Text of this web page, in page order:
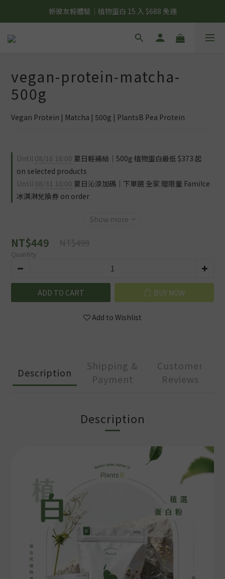
夏日輕補給｜500g 植物蛋白最低 $373 起
新彼友輕體驗｜植物蛋白 15 入 $688 免運
美力開肌｜滿 $1,488 贈美日肌酸 1 包
vegan-protein-matcha-
500g
Vegan Protein | Matcha | 500g | PlantsB Pea Protein
Until 08/16 16:00 夏日輕補給｜500g 植物蛋白最低 $373 起
on selected products
Until 08/31 16:00 夏日沁涼加碼｜下單選 全家 贈限量 Fami!ce
冰淇淋兌換券 on order
Show more
NT$449 NT$499
Quantity
ADD TO CART BUY NOW
Add to Wishlist
Description
Shipping &
Payment
Customer
Reviews
Description